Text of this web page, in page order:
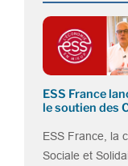
ESS France
le soutien des
ESS France, la
Sociale et